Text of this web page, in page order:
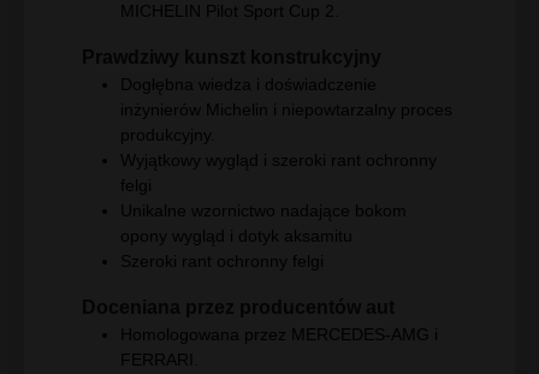
MICHELIN Pilot Sport Cup 2.
Dogłębna wiedza i doświadczenie
inżynierów Michelin i niepowtarzalny proces
produkcyjny.
Wyjątkowy wygląd i szeroki rant ochronny
felgi
Unikalne wzornictwo nadające bokom
opony wygląd i dotyk aksamitu
Szeroki rant ochronny felgi
Homologowana przez MERCEDES-AMG i
FERRARI.